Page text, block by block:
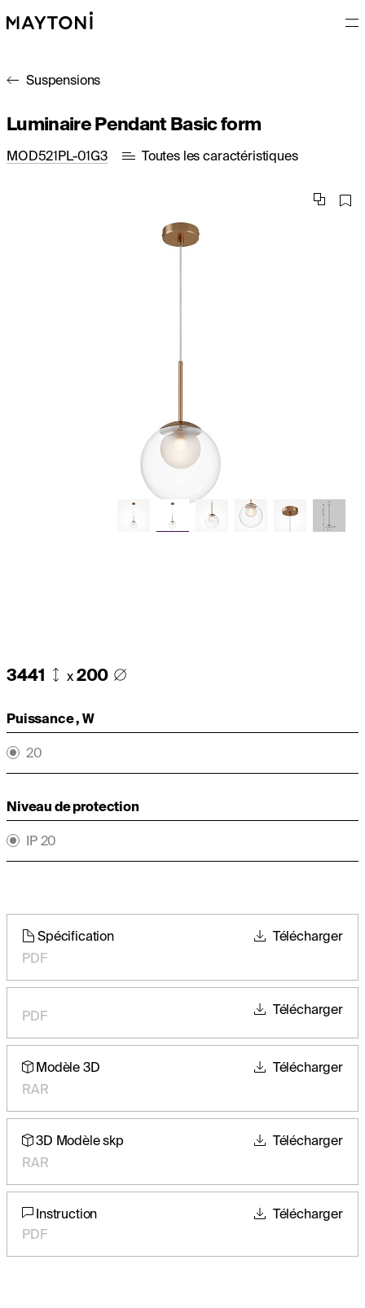
Suspensions
Luminaire Pendant Basic form
MOD521PL-01G3 Toutes les caractéristiques
3441 x 200
Puissance , W
20
Niveau de protection
IP 20
Spécification
PDF
Télécharger
PDF Télécharger
Modèle 3D
RAR
Télécharger
3D Modèle skp
RAR
Télécharger
Instruction
PDF
Télécharger